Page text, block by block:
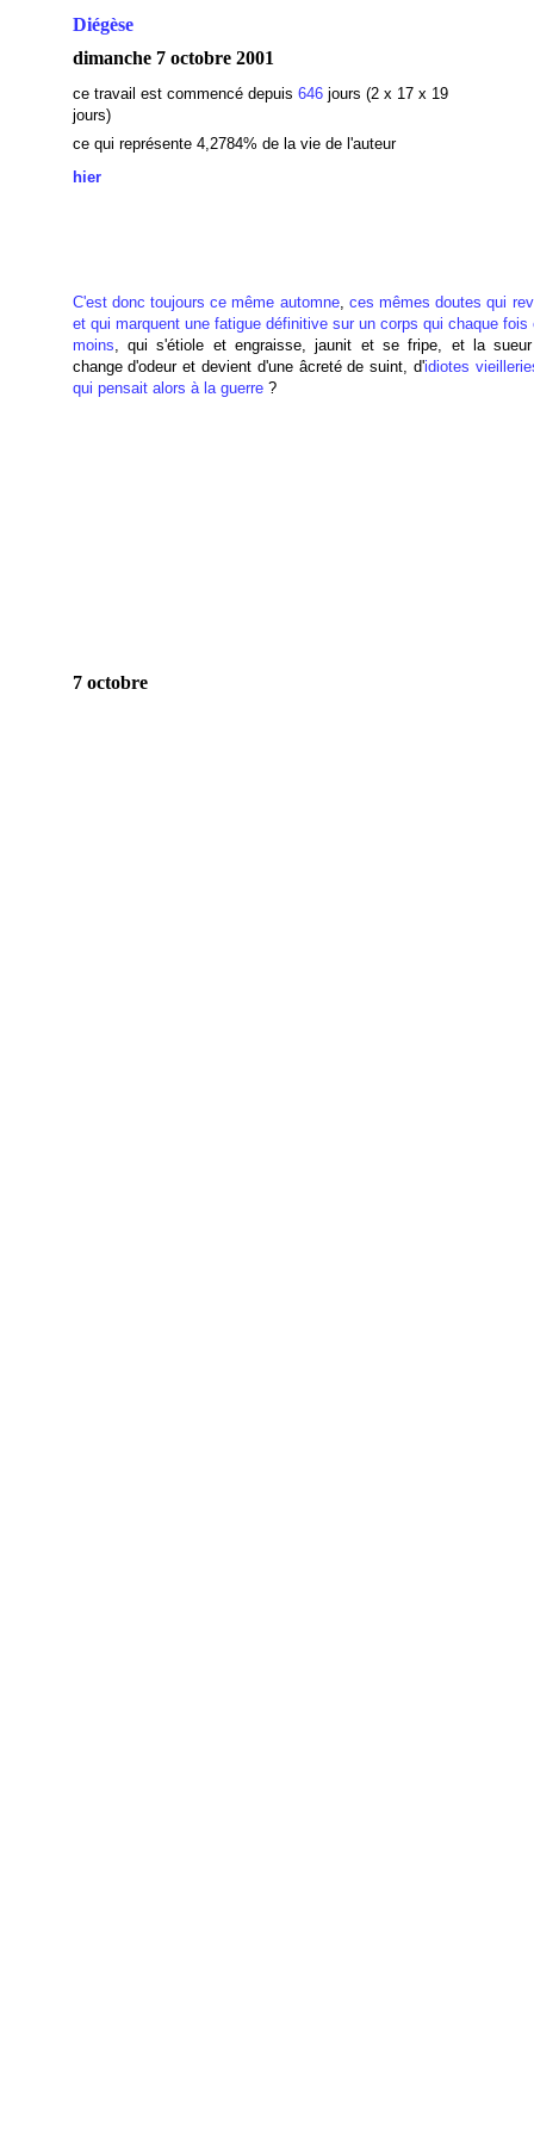
Diégèse
dimanche 7 octobre 2001
ce travail est commencé depuis 646jours (2 x 17 x 19
jours)
ce qui représente 4,2784% de la vie de l'auteur
hier
C'est donc toujours ce même automne, ces mêmes doutes qui
et qui marquent une fatigue définitive sur un corps qui chaque fois
moins, qui s'étiole et engraisse, jaunit et se fripe, et la sueur
change d'odeur et devient d'une âcreté de suint, d'idiotes
qui pensait alors à la guerre?
7 octobre